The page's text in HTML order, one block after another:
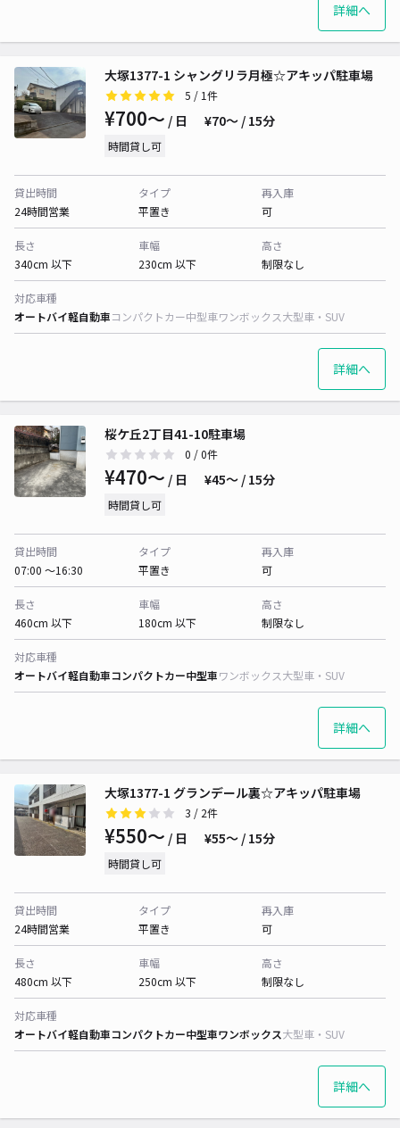
詳細へ
大塚1377-1 シャングリラ月極☆アキッパ駐車場
5 / 1件
¥700〜 / 日 ¥70〜 / 15分
時間貸し可
貸出時間
24時間営業
タイプ
平置き
再入庫
可
長さ
340cm 以下
車幅
230cm 以下
高さ
制限なし
対応車種
オートバイ軽自動車コンパクトカー中型車ワンボックス大型車・SUV
詳細へ
桜ケ丘2丁目41-10駐車場
0 / 0件
¥470〜 / 日 ¥45〜 / 15分
時間貸し可
貸出時間
07:00 〜16:30
タイプ
平置き
再入庫
可
長さ
460cm 以下
車幅
180cm 以下
高さ
制限なし
対応車種
オートバイ軽自動車コンパクトカー中型車ワンボックス大型車・SUV
詳細へ
大塚1377-1 グランデール裏☆アキッパ駐車場
3 / 2件
¥550〜 / 日 ¥55〜 / 15分
時間貸し可
貸出時間
24時間営業
タイプ
平置き
再入庫
可
長さ
480cm 以下
車幅
250cm 以下
高さ
制限なし
対応車種
オートバイ軽自動車コンパクトカー中型車ワンボックス大型車・SUV
詳細へ